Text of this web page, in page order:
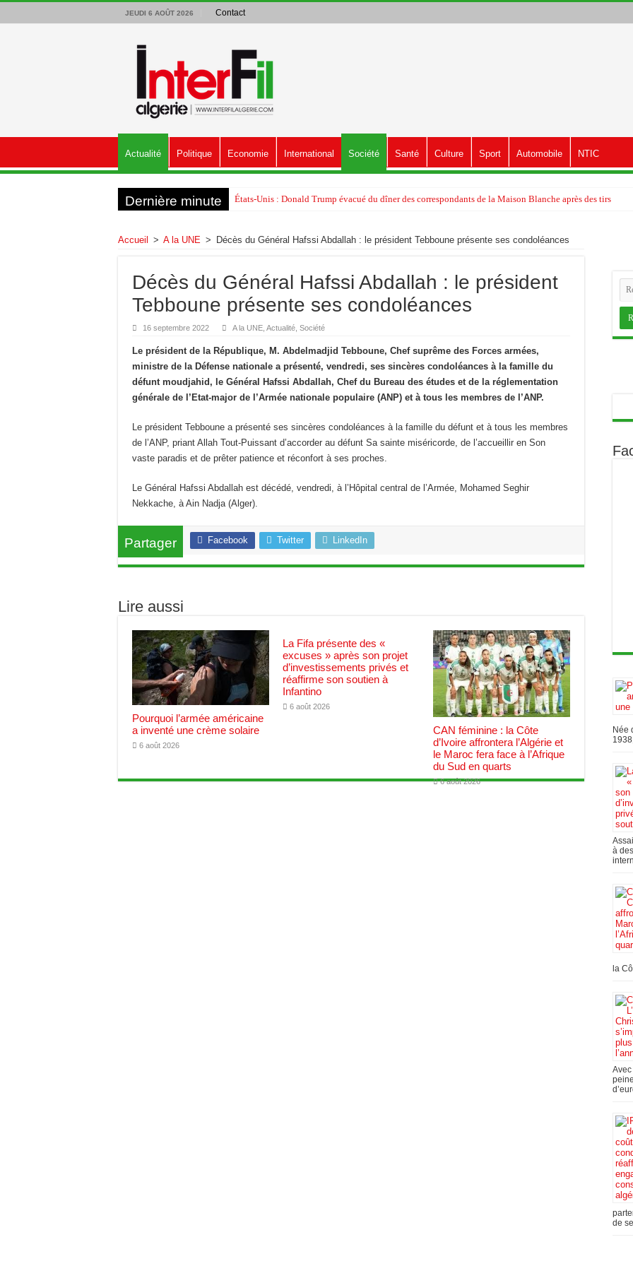
JEUDI 6 AOÛT 2026 Contact
Actualité Politique Economie International Société Santé Culture Sport Automobile NTIC
Dernière minute États-Unis : Donald Trump évacué du dîner des correspondants de la Maison Blanche après des tirs
Accueil > A la UNE > Décès du Général Hafssi Abdallah : le président Tebboune présente ses condoléances
Décès du Général Hafssi Abdallah : le président
Tebboune présente ses condoléances
16 septembre 2022 A la UNE Actualité Société
Le président de la République, M. Abdelmadjid Tebboune, Chef suprême des Forces armées,
ministre de la Défense nationale a présenté, vendredi, ses sincères condoléances à la famille du
défunt moudjahid, le Général Hafssi Abdallah, Chef du Bureau des études et de la réglementation
générale de l’Etat-major de l’Armée nationale populaire (ANP) et à tous les membres de l’ANP.
Le président Tebboune a présenté ses sincères condoléances à la famille du défunt et à tous les membres
de l’ANP, priant Allah Tout-Puissant d’accorder au défunt Sa sainte miséricorde, de l’accueillir en Son
vaste paradis et de prêter patience et réconfort à ses proches.
Le Général Hafssi Abdallah est décédé, vendredi, à l’Hôpital central de l’Armée, Mohamed Seghir
Nekkache, à Ain Nadja (Alger).
Partager Facebook Twitter LinkedIn
Lire aussi
Pourquoi l’armée américaine
a inventé une crème solaire
6 août 2026
La Fifa présente des «
excuses » après son projet
d’investissements privés et
réaffirme son soutien à
Infantino
6 août 2026
CAN féminine : la Côte
d’Ivoire affrontera l’Algérie et
le Maroc fera face à l’Afrique
du Sud en quarts
6 août 2026
Née
à
la
de